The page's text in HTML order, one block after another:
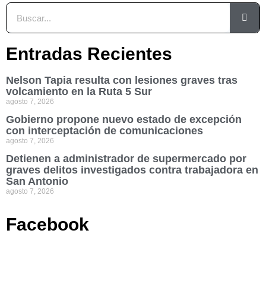
Entradas Recientes
Nelson Tapia resulta con lesiones graves tras
volcamiento en la Ruta 5 Sur
agosto 7, 2026
Gobierno propone nuevo estado de excepción
con interceptación de comunicaciones
agosto 7, 2026
Detienen a administrador de supermercado por
graves delitos investigados contra trabajadora en
San Antonio
agosto 7, 2026
Facebook